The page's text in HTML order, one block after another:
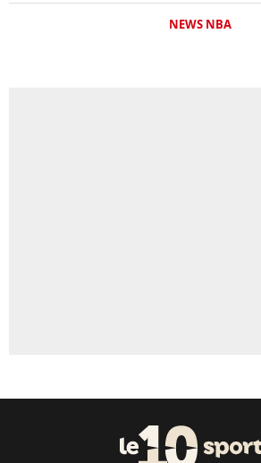
NEWS NBA